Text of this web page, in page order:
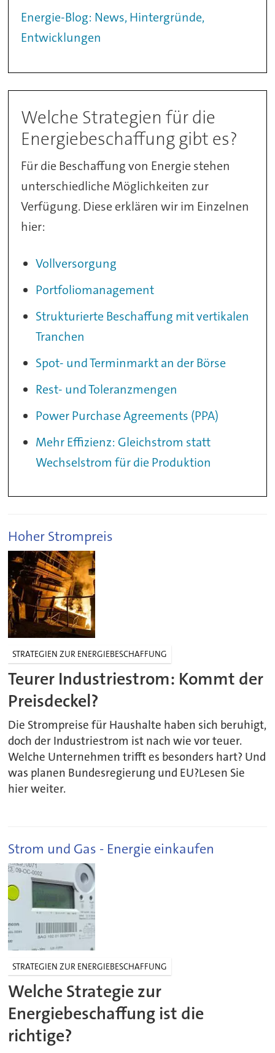
Energie-Blog: News, Hintergründe,
Entwicklungen
Welche Strategien für die
Energiebeschaffung gibt es?
Für die Beschaffung von Energie stehen
unterschiedliche Möglichkeiten zur
Verfügung. Diese erklären wir im Einzelnen
hier:
Vollversorgung
Portfoliomanagement
Strukturierte Beschaffung mit vertikalen
Tranchen
Spot- und Terminmarkt an der Börse
Rest- und Toleranzmengen
Power Purchase Agreements (PPA)
Mehr Effizienz: Gleichstrom statt
Wechselstrom für die Produktion
Hoher Strompreis
STRATEGIEN ZUR ENERGIEBESCHAFFUNG
Teurer Industriestrom: Kommt der
Preisdeckel?
Die Strompreise für Haushalte haben sich beruhigt,
doch der Industriestrom ist nach wie vor teuer.
Welche Unternehmen trifft es besonders hart? Und
was planen Bundesregierung und EU?Lesen Sie
hier weiter.
Strom und Gas - Energie einkaufen
STRATEGIEN ZUR ENERGIEBESCHAFFUNG
Welche Strategie zur
Energiebeschaffung ist die
richtige?